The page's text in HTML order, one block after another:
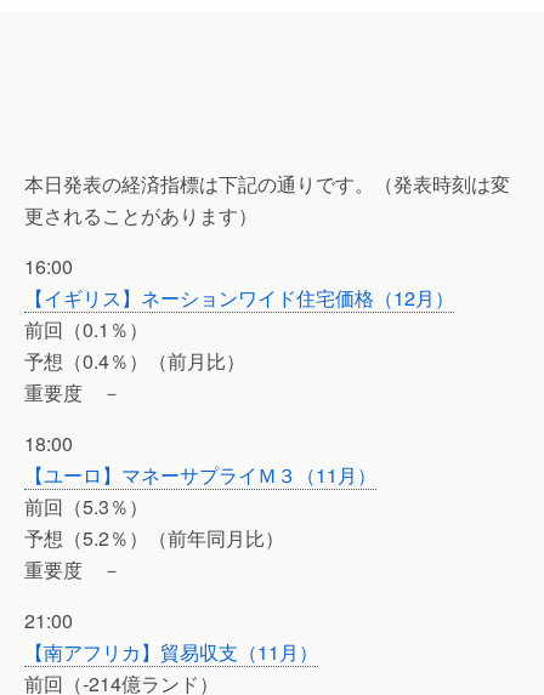
本日発表の経済指標は下記の通りです。（発表時刻は変
更されることがあります）
16:00
【イギリス】ネーションワイド住宅価格（12月）
前回（0.1％）
予想（0.4％）（前月比）
重要度 －
18:00
【ユーロ】マネーサプライＭ３（11月）
前回（5.3％）
予想（5.2％）（前年同月比）
重要度 －
21:00
【南アフリカ】貿易収支（11月）
前回（-214億ランド）